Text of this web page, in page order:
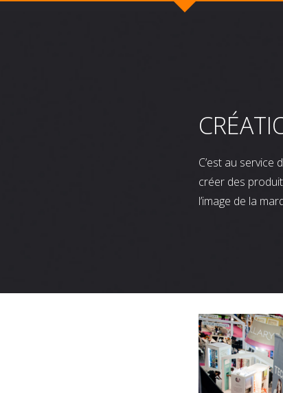
C’est au
créer des
l’image de la